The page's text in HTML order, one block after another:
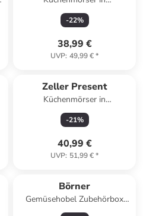
anthrazitfarben
-22%
38,99 €
UVP: 49,99 €*
Zeller Present
Küchenmörser in
anthrazitfarben
-21%
40,99 €
UVP: 51,99 €*
Börner
Gemüsehobel Zubehörbox
Schieberbox - Zubehör für V5